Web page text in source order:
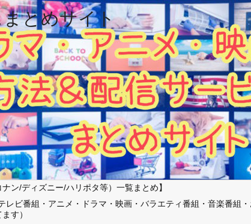
とめサイト
ン/ディズニー/ハリポタ等）一覧まとめ】
レビ番組・アニメ・ドラマ・映画・バラエティ番組・音楽番組
す）